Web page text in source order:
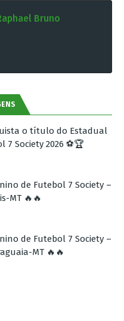
Bruno
o título do Estadual
7 Society 2026 ⚽🏆
de Futebol 7 Society –
MT 🔥🔥
de Futebol 7 Society –
MT 🔥🔥